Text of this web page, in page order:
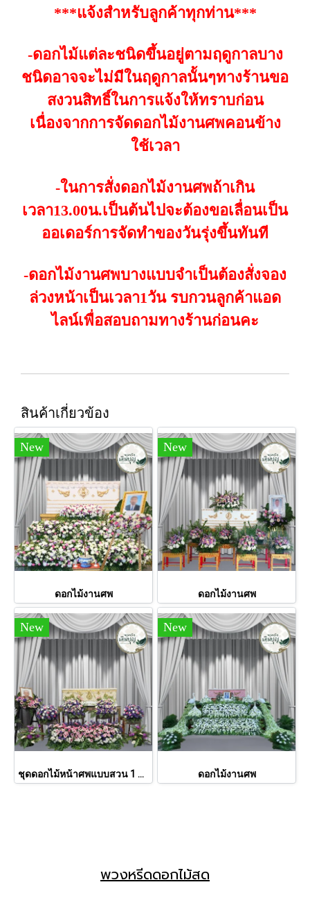
***แจ้งสำหรับลูกค้าทุกท่าน***
-ดอกไม้แต่ละชนิดขึ้นอยู่ตามฤดูกาลบาง
ชนิดอาจจะไม่มีในฤดูกาลนั้นๆทางร้านขอ
สงวนสิทธิ์ในการแจ้งให้ทราบก่อน
เนื่องจากการจัดดอกไม้งานศพคอนข้าง
ใช้เวลา
-ในการสั่งดอกไม้งานศพถ้าเกิน
เวลา13.00น.เป็นต้นไปจะต้องขอเลื่อนเป็น
ออเดอร์การจัดทำของวันรุ่งขึ้นทันที
-ดอกไม้งานศพบางแบบจำเป็นต้องสั่งจอง
ล่วงหน้าเป็นเวลา1วัน รบกวนลูกค้าแอด
ไลน์เพื่อสอบถามทางร้านก่อนคะ
สินค้าเกี่ยวข้อง
New
ดอกไม้งานศพ
New
ดอกไม้งานศพ
New
ชุดดอกไม้หน้าศพแบบสวน 1 ชั้น (รหัส LTB Funeral 10) - ร้านพวงหรีดเติมบุญ
New
ดอกไม้งานศพ
พวงหรีดดอกไม้สด